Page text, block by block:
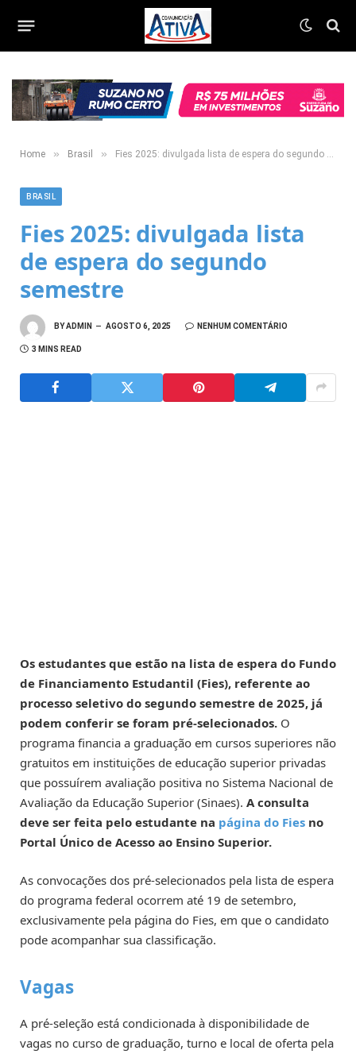
Home » Brasil » Fies 2025: divulgada lista de espera do segundo semestre
BRASIL
Fies 2025: divulgada lista
de espera do segundo
semestre
BYADMIN AGOSTO 6, 2025 NENHUM COMENTÁRIO
3 MINS READ
Os estudantes que estão na lista de espera do Fundo
de Financiamento Estudantil (Fies), referente ao
processo seletivo do segundo semestre de 2025, já
podem conferir se foram pré-selecionados. O
programa financia a graduação em cursos superiores não
gratuitos em instituições de educação superior privadas
que possuírem avaliação positiva no Sistema Nacional de
Avaliação da Educação Superior (Sinaes). A consulta
deve ser feita pelo estudante na página do Fies no
Portal Único de Acesso ao Ensino Superior.
As convocações dos pré-selecionados pela lista de espera
do programa federal ocorrem até 19 de setembro,
exclusivamente pela página do Fies, em que o candidato
pode acompanhar sua classificação.
Vagas
A pré-seleção está condicionada à disponibilidade de
vagas no curso de graduação, turno e local de oferta pela